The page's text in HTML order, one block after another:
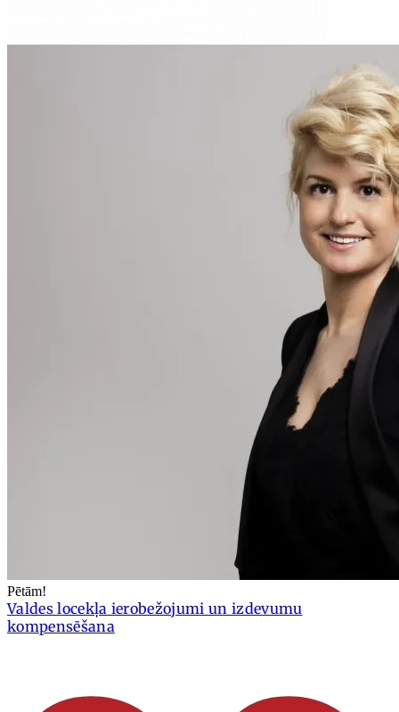
Pētām!
Valdes locekļa ierobežojumi un izdevumu
kompensēšana